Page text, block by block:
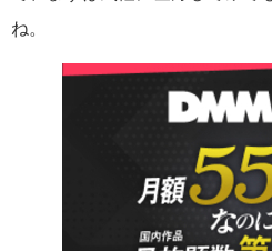
ね。